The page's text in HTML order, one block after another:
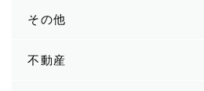
その他
不動産